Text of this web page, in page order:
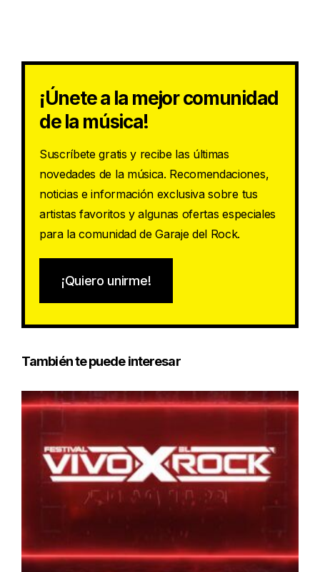
¡Únete a la mejor comunidad
de la música!
Suscríbete gratis y recibe las últimas
novedades de la música. Recomendaciones,
noticias e información exclusiva sobre tus
artistas favoritos y algunas ofertas especiales
para la comunidad de Garaje del Rock.
¡Quiero unirme!
También te puede interesar